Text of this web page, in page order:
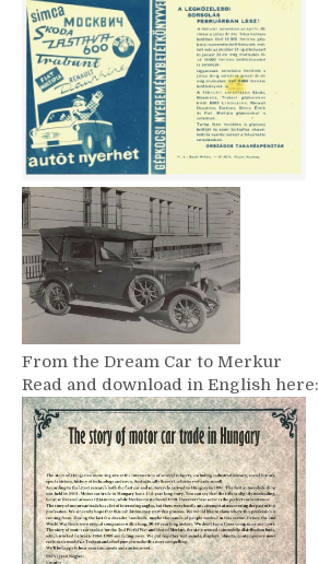
From the Dream Car to Merkur
Read and download in English here: